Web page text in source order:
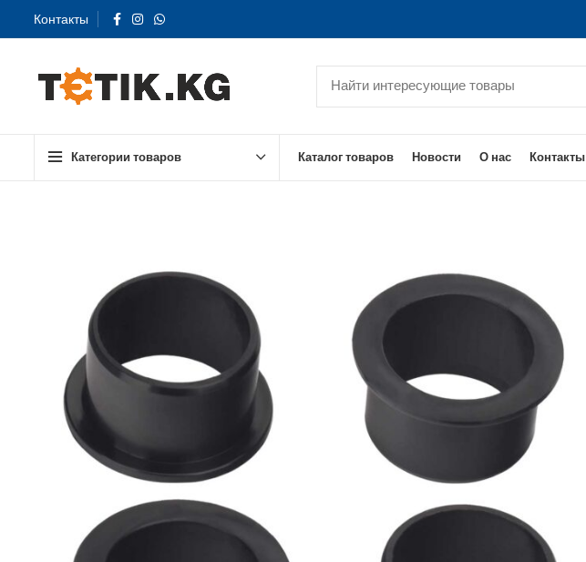
Контакты
Категории товаров Каталог товаров Новости О нас Контакты